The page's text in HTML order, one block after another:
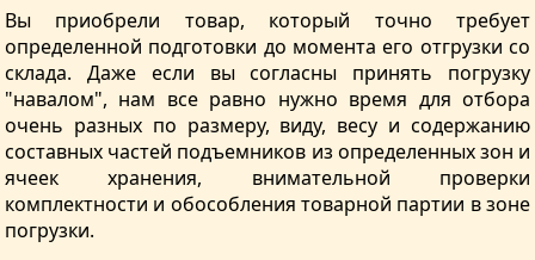
Вы приобрели товар, который точно требует
определенной подготовки до момента его отгрузки со
склада. Даже если вы согласны принять погрузку
"навалом", нам все равно нужно время для отбора
очень разных по размеру, виду, весу и содержанию
составных частей подъемников из определенных зон и
ячеек хранения, внимательной проверки
комплектности и обособления товарной партии в зоне
погрузки.